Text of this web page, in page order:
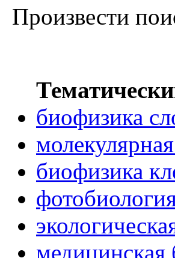
Произвести
биофизика
биофизика
медицинская